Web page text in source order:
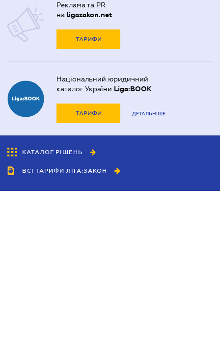
Реклама та PR
на ligazakon.net
ТАРИФИ
Національний юридичний
каталог України Liga:BOOK
ТАРИФИ ДЕТАЛЬНІШЕ
КАТАЛОГ РІШЕНЬ
ВСІ ТАРИФИ ЛІГА:ЗАКОН